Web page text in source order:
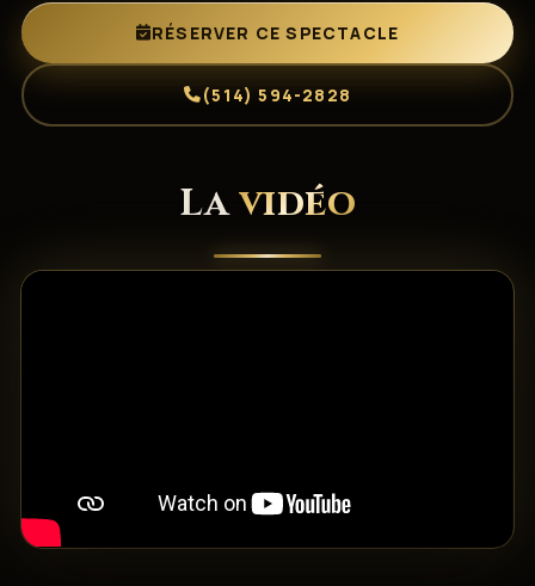
RÉSERVER CE SPECTACLE
(514) 594-2828
Lavidéo